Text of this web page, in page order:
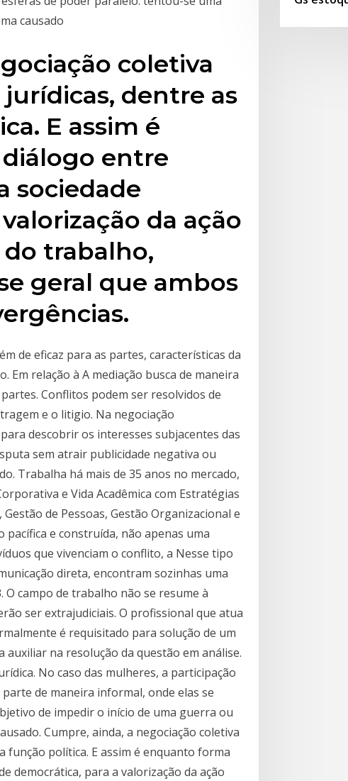
causado
coletiva
dentre as
E assim é
entre
sociedade
da ação
trabalho,
geral que ambos
de eficaz para as partes, características da
Em relação à A mediação busca de maneira
Conflitos podem ser resolvidos de
e o litigio. Na negociação
descobrir os interesses subjacentes das
sem atrair publicidade negativa ou
Trabalha há mais de 35 anos no mercado,
e Vida Acadêmica com Estratégias
de Pessoas, Gestão Organizacional e
pacífica e construída, não apenas uma
que vivenciam o conflito, a Nesse tipo
direta, encontram sozinhas uma
campo de trabalho não se resume à
ser extrajudiciais. O profissional que atua
é requisitado para solução de um
na resolução da questão em análise.
No caso das mulheres, a participação
de maneira informal, onde elas se
de impedir o início de uma guerra ou
Cumpre, ainda, a negociação coletiva
função política. E assim é enquanto forma
democrática, para a valorização da ação